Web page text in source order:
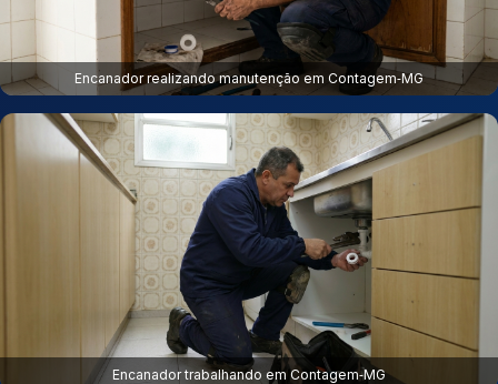
Encanador realizando manutenção em Contagem‑MG
Encanador trabalhando em Contagem‑MG